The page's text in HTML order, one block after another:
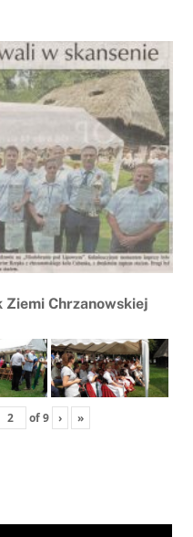
Ziemi Chrzanowskiej
of9 › »